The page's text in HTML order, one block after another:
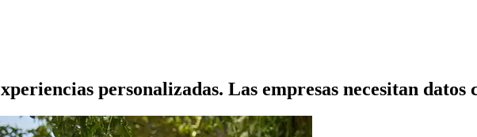
personalizadas. Las empresas necesitan datos